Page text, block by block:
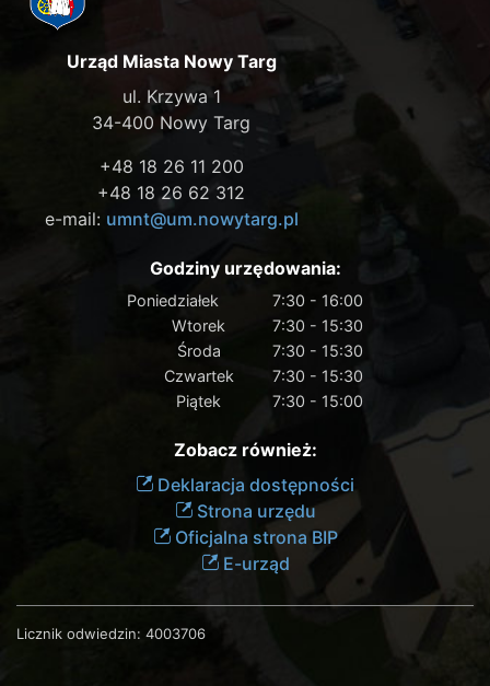
Urząd Miasta Nowy Targ
ul. Krzywa 1
34-400 Nowy Targ
+48 18 26 11 200
+48 18 26 62 312
e-mail: umnt@um.nowytarg.pl
Godziny urzędowania:
Poniedziałek
7:30 - 16:00
Wtorek
7:30 - 15:30
Środa
7:30 - 15:30
Czwartek
7:30 - 15:30
Piątek
7:30 - 15:00
Zobacz również:
Deklaracja dostępności
Strona urzędu
Oficjalna strona BIP
E-urząd
Licznik odwiedzin: 4003706